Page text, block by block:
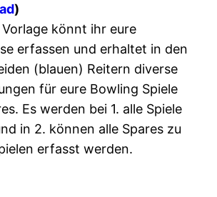
)
könnt ihr eure
erfassen und erhaltet in den
(blauen) Reitern diverse
für eure Bowling Spiele
Es werden bei 1. alle Spiele
in 2. können alle Spares zu
erfasst werden.